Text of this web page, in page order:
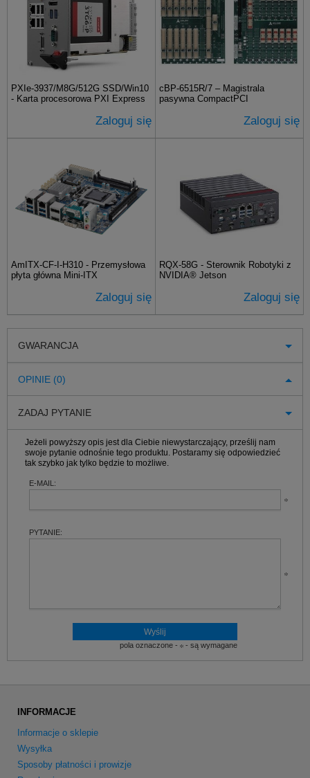
PXIe-3937/M8G/512G SSD/Win10
- Karta procesorowa PXI Express
Zaloguj się
cBP-6515R/7 – Magistrala
pasywna CompactPCI
Zaloguj się
AmITX-CF-I-H310 - Przemysłowa
płyta główna Mini-ITX
Zaloguj się
RQX-58G - Sterownik Robotyki z
NVIDIA® Jetson
Zaloguj się
GWARANCJA
OPINIE (0)
ZADAJ PYTANIE
Jeżeli powyższy opis jest dla Ciebie niewystarczający, prześlij nam
swoje pytanie odnośnie tego produktu. Postaramy się odpowiedzieć
tak szybko jak tylko będzie to możliwe.
E-MAIL:
PYTANIE:
pola oznaczone - - są wymagane
INFORMACJE
Informacje o sklepie
Wysyłka
Sposoby płatności i prowizje